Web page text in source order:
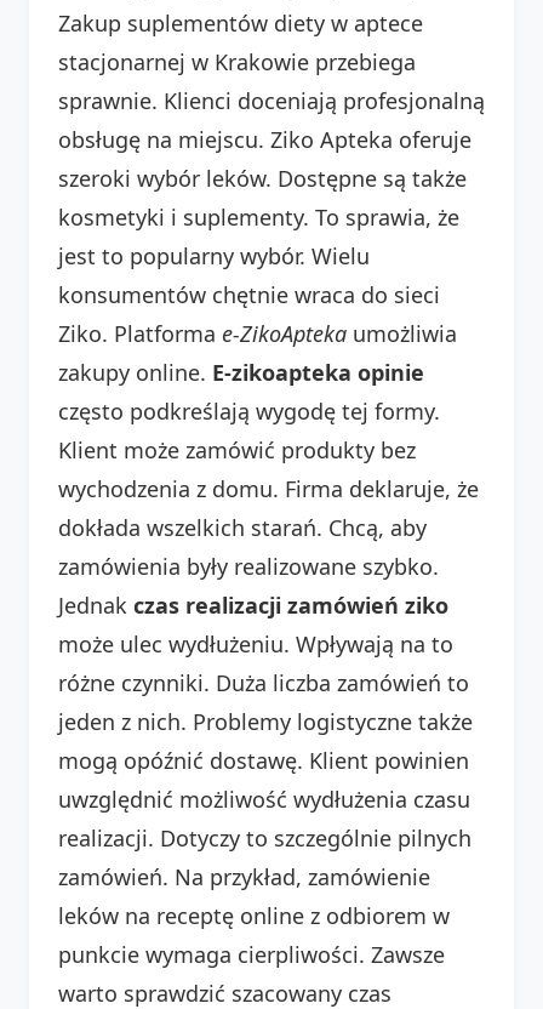
Zakup suplementów diety w aptece
stacjonarnej w Krakowie przebiega
sprawnie. Klienci doceniają profesjonalną
obsługę na miejscu. Ziko Apteka oferuje
szeroki wybór leków. Dostępne są także
kosmetyki i suplementy. To sprawia, że
jest to popularny wybór. Wielu
konsumentów chętnie wraca do sieci
Ziko. Platforma e-ZikoApteka umożliwia
zakupy online. E-zikoapteka opinie
często podkreślają wygodę tej formy.
Klient może zamówić produkty bez
wychodzenia z domu. Firma deklaruje, że
dokłada wszelkich starań. Chcą, aby
zamówienia były realizowane szybko.
Jednak czas realizacji zamówień ziko
może ulec wydłużeniu. Wpływają na to
różne czynniki. Duża liczba zamówień to
jeden z nich. Problemy logistyczne także
mogą opóźnić dostawę. Klient powinien
uwzględnić możliwość wydłużenia czasu
realizacji. Dotyczy to szczególnie pilnych
zamówień. Na przykład, zamówienie
leków na receptę online z odbiorem w
punkcie wymaga cierpliwości. Zawsze
warto sprawdzić szacowany czas